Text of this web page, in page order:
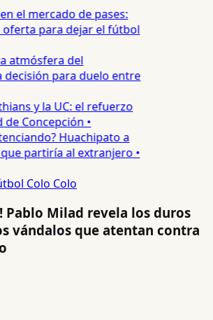
el mercado de pases:
para dejar el fútbol
atmósfera del
para duelo entre
y la UC: el refuerzo
Concepción •
Huachipato a
partiría al extranjero •
Colo Colo
Pablo Milad revela los duros
vándalos que atentan contra